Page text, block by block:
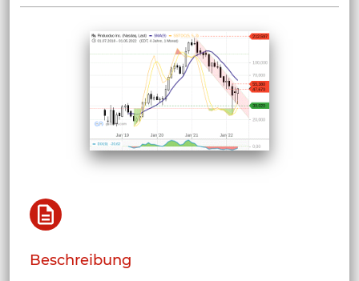
Beschreibung